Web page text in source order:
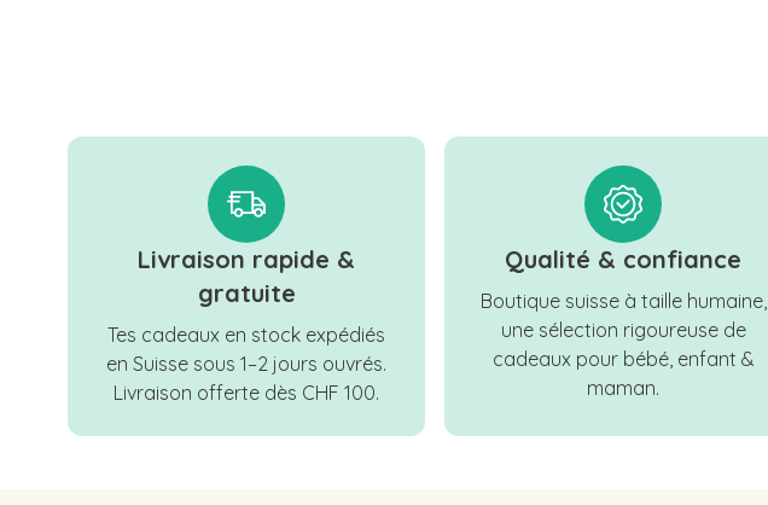
Livraison rapide &
gratuite
Tes cadeaux en stock expédiés
en Suisse sous 1–2 jours ouvrés.
Livraison offerte dès CHF 100.
Qualité & confiance
Boutique suisse à taille humaine,
une sélection rigoureuse de
cadeaux pour bébé, enfant &
maman.